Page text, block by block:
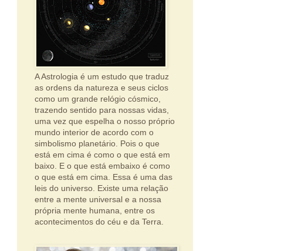
A Astrologia é um estudo que traduz
as ordens da natureza e seus ciclos
como um grande relógio cósmico,
trazendo sentido para nossas vidas,
uma vez que espelha o nosso próprio
mundo interior de acordo com o
simbolismo planetário. Pois o que
está em cima é como o que está em
baixo. E o que está embaixo é como
o que está em cima. Essa é uma das
leis do universo. Existe uma relação
entre a mente universal e a nossa
própria mente humana, entre os
acontecimentos do céu e da Terra.